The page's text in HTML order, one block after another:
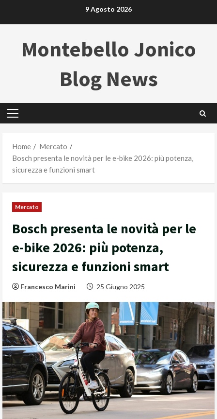
9 Agosto 2026
Montebello Jonico
Blog News
Primary
Home
Mercato
Bosch presenta le novità per le e-bike 2026: più potenza,
sicurezza e funzioni smart
Mercato
Bosch presenta le novità per le
e-bike 2026: più potenza,
sicurezza e funzioni smart
Francesco Marini 25 Giugno 2025